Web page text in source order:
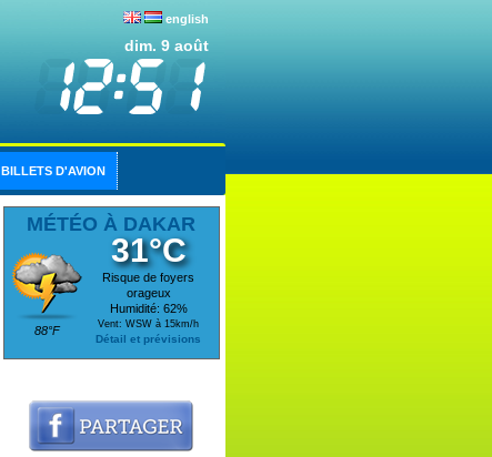
english
dim. 9 août
BILLETS D'AVION
MÉTÉO À DAKAR
88°F
31°C
Risque de foyers
orageux
Humidité: 62%
Vent: WSW à 15km/h
Détail et prévisions